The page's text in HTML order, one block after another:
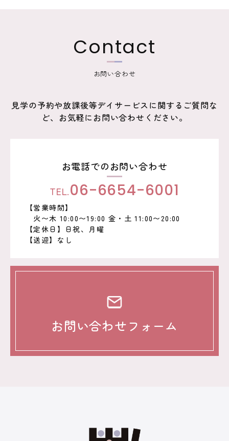
Contact
お問い合わせ
見学の予約や放課後等デイサービスに関するご質問な
ど、お気軽にお問い合わせください。
お電話でのお問い合わせ
TEL.06-6654-6001
【営業時間】
火〜木 10:00〜19:00 金・土 11:00〜20:00
【定休日】日祝、月曜
【送迎】なし
お問い合わせフォーム